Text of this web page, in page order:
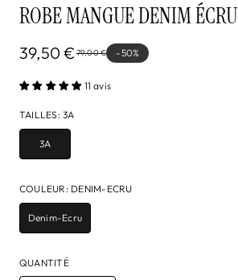
ROBE MANGUE DENIM ÉCRU
39,50 €79,00 € -50%
11 avis
TAILLES :3A
3A
COULEUR : DENIM-ECRU
Denim-Ecru
QUANTITÉ